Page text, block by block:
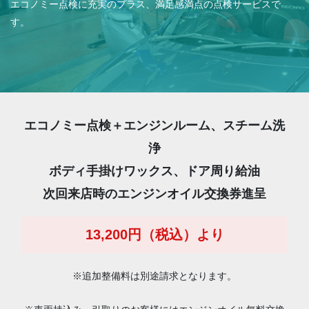
エコノミー点検に充実のプラス、満足感満点の点検サービスで
す。
エコノミー点検＋エンジンルーム、スチーム洗
浄
ボディ手掛けワックス、ドア周り給油
次回来店時のエンジンオイル交換券進呈
13,200円（税込）より
※追加整備料は別途請求となります。